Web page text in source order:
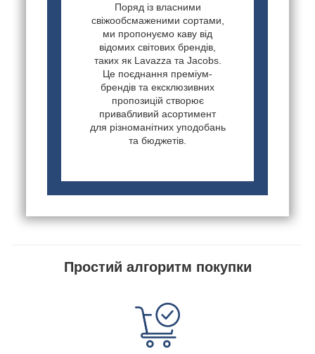
Поряд із власними
свіжообсмаженими сортами,
ми пропонуємо каву від
відомих світових брендів,
таких як Lavazza та Jacobs.
Це поєднання преміум-
брендів та ексклюзивних
пропозицій створює
привабливий асортимент
для різноманітних уподобань
та бюджетів.
Простий алгоритм покупки